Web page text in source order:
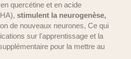
quercétine et en acide
stimulent la neurogenèse,
de nouveaux neurones, Ce qui
sur l'apprentissage et la
pour la mettre au